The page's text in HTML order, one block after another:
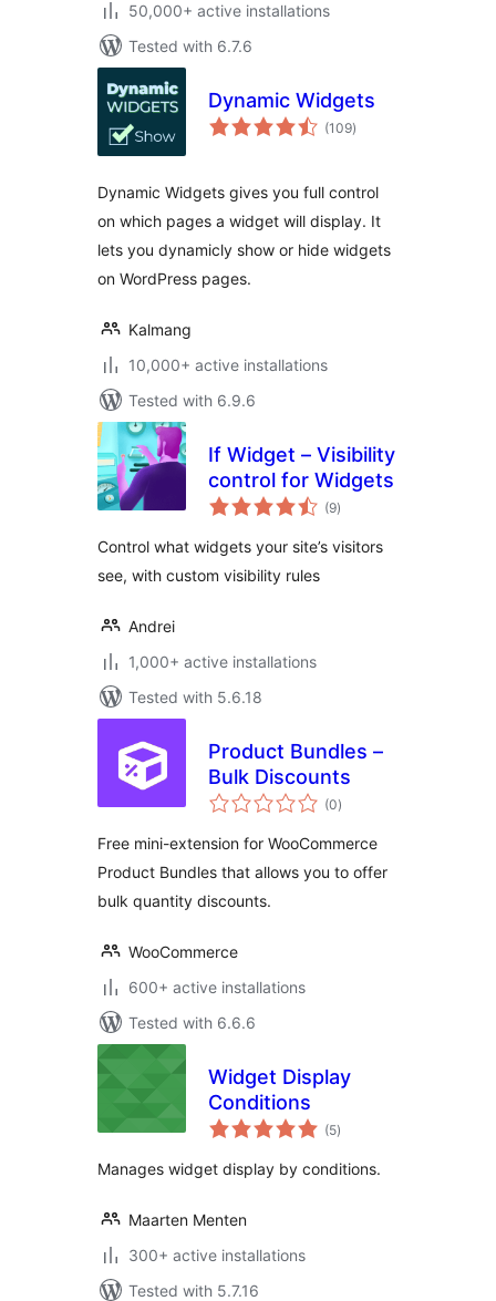
50,000+ active installations
Tested with 6.7.6
Dynamic Widgets
(109total
ratings
)
Dynamic Widgets gives you full control
on which pages a widget will display. It
lets you dynamicly show or hide widgets
on WordPress pages.
Kalmang
10,000+ active installations
Tested with 6.9.6
If Widget – Visibility
control for Widgets
(9total
ratings
)
Control what widgets your site’s visitors
see, with custom visibility rules
Andrei
1,000+ active installations
Tested with 5.6.18
Product Bundles –
Bulk Discounts
(0total
ratings
)
Free mini-extension for WooCommerce
Product Bundles that allows you to offer
bulk quantity discounts.
WooCommerce
600+ active installations
Tested with 6.6.6
Widget Display
Conditions
(5total
ratings
)
Manages widget display by conditions.
Maarten Menten
300+ active installations
Tested with 5.7.16